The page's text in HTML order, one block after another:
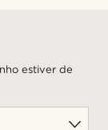
estiver de